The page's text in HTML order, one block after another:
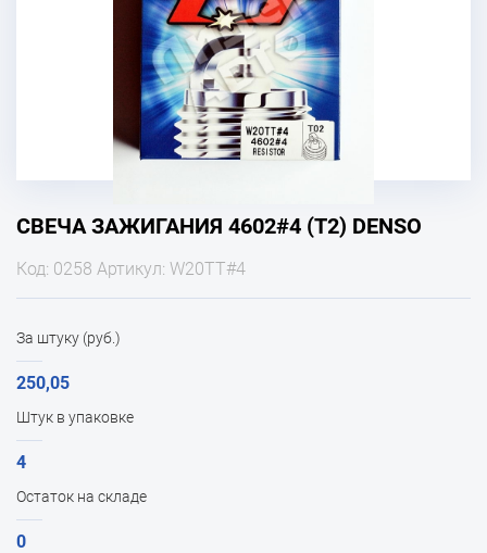
СВЕЧА ЗАЖИГАНИЯ 4602#4 (T2) DENSO
Код: 0258 Артикул: W20TT#4
За штуку (руб.)
250,05
Штук в упаковке
4
Остаток на складе
0